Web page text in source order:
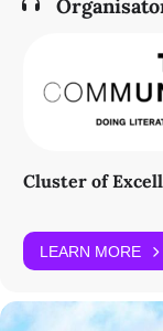
Cluster of
LEARN MORE